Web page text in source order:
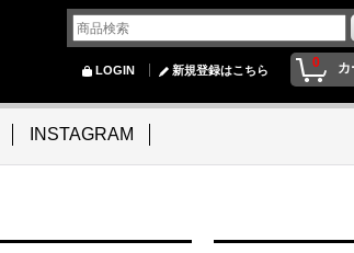
0 カ
LOGIN 新規登録はこちら
INSTAGRAM